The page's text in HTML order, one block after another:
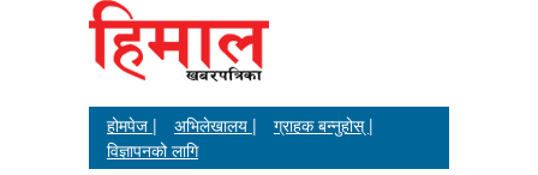
होमपेज | अभिलेखालय |
ग्राहक बन्नुहोस् |
विज्ञापनको लागि